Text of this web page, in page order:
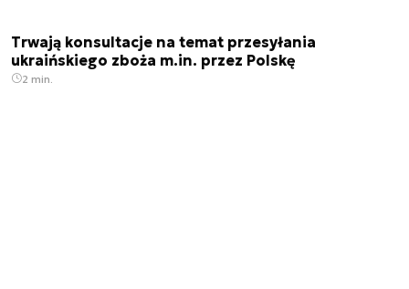
Trwają konsultacje na temat przesyłania
ukraińskiego zboża m.in. przez Polskę
2 min.